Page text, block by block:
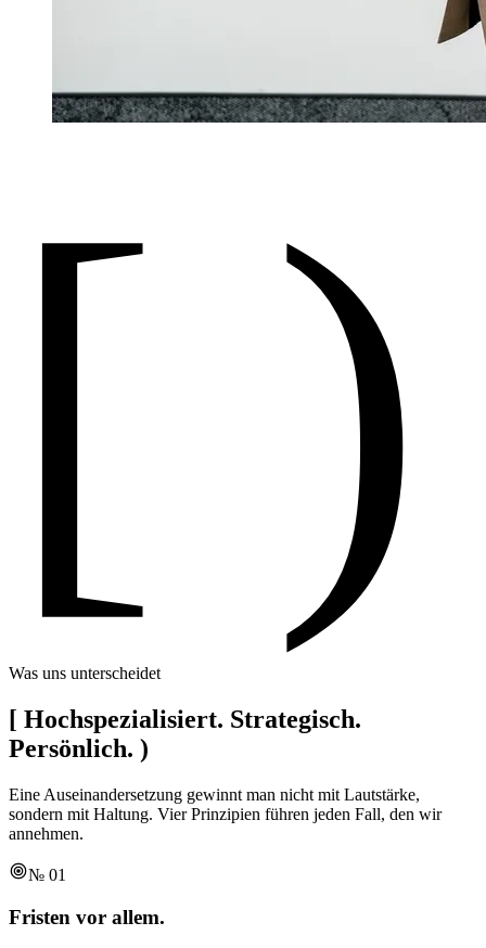
[ )
Was uns unterscheidet
[ Hochspezialisiert. Strategisch.
Persönlich. )
Eine Auseinandersetzung gewinnt man nicht mit Lautstärke,
sondern mit Haltung. Vier Prinzipien führen jeden Fall, den wir
annehmen.
№ 01
Fristen vor allem.